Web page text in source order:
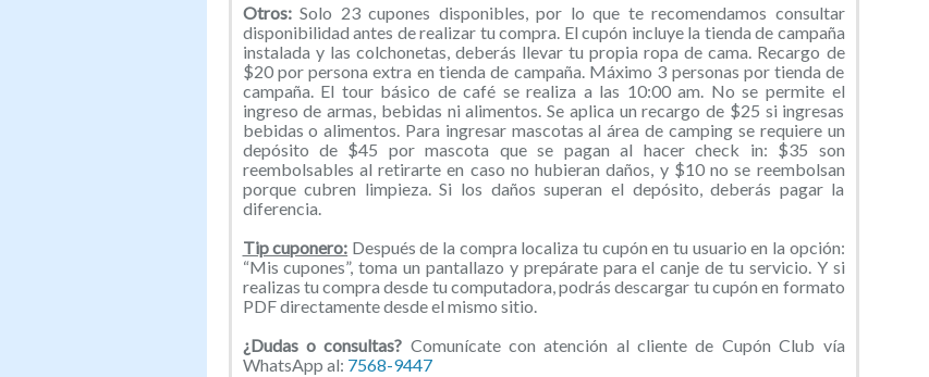
Otros: Solo 23 cupones disponibles, por lo que te recomendamos consultar
disponibilidad antes de realizar tu compra. El cupón incluye la tienda de campaña
instalada y las colchonetas, deberás llevar tu propia ropa de cama. Recargo de
$20 por persona extra en tienda de campaña. Máximo 3 personas por tienda de
campaña. El tour básico de café se realiza a las 10:00 am. No se permite el
ingreso de armas, bebidas ni alimentos. Se aplica un recargo de $25 si ingresas
bebidas o alimentos. Para ingresar mascotas al área de camping se requiere un
depósito de $45 por mascota que se pagan al hacer check in: $35 son
reembolsables al retirarte en caso no hubieran daños, y $10 no se reembolsan
porque cubren limpieza. Si los daños superan el depósito, deberás pagar la
diferencia.
Tip cuponero: Después de la compra localiza tu cupón en tu usuario en la opción:
“Mis cupones”, toma un pantallazo y prepárate para el canje de tu servicio. Y si
realizas tu compra desde tu computadora, podrás descargar tu cupón en formato
PDF directamente desde el mismo sitio.
¿Dudas o consultas? Comunícate con atención al cliente de Cupón Club vía
WhatsApp al: 7568-9447